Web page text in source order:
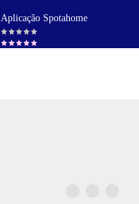
Aplicação Spotahome